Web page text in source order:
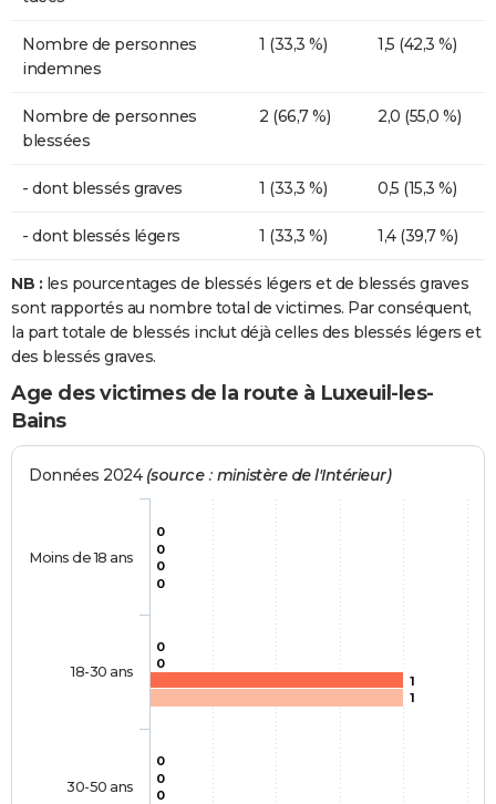
Nombre de personnes
indemnes
1 (33,3 %) 1,5 (42,3 %)
Nombre de personnes
blessées
2 (66,7 %) 2,0 (55,0 %)
- dont blessés graves 1 (33,3 %) 0,5 (15,3 %)
- dont blessés légers 1 (33,3 %) 1,4 (39,7 %)
NB : les pourcentages de blessés légers et de blessés graves
sont rapportés au nombre total de victimes. Par conséquent,
la part totale de blessés inclut déjà celles des blessés légers et
des blessés graves.
Age des victimes de la route à Luxeuil-les-
Bains
Données 2024 (source : ministère de l'Intérieur)
0
0
0
0
0
0
0
1
0
0
1
Moins de 18 ans
18-30 ans
30-50 ans